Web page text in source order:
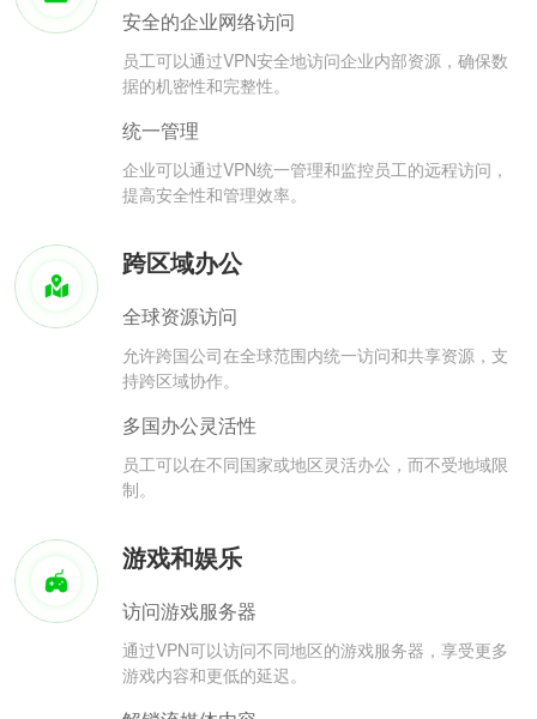
安全的企业网络访问
员工可以通过VPN安全地访问企业内部资源，确保数
据的机密性和完整性。
统一管理
企业可以通过VPN统一管理和监控员工的远程访问，
提高安全性和管理效率。
跨区域办公
全球资源访问
允许跨国公司在全球范围内统一访问和共享资源，支
持跨区域协作。
多国办公灵活性
员工可以在不同国家或地区灵活办公，而不受地域限
制。
游戏和娱乐
访问游戏服务器
通过VPN可以访问不同地区的游戏服务器，享受更多
游戏内容和更低的延迟。